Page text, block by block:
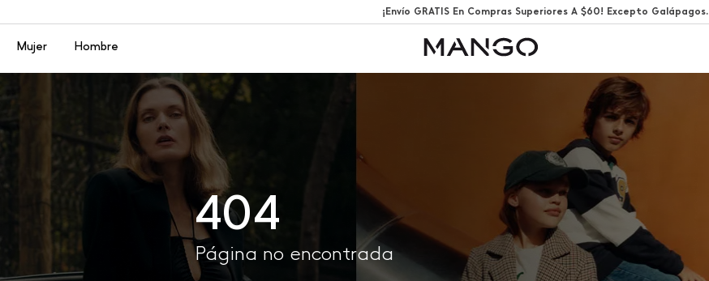
¡Envío GRATIS En Compras Superiores A $60! Excepto Galápagos.
Menú
Mujer Hombre
404
Página no encontrada